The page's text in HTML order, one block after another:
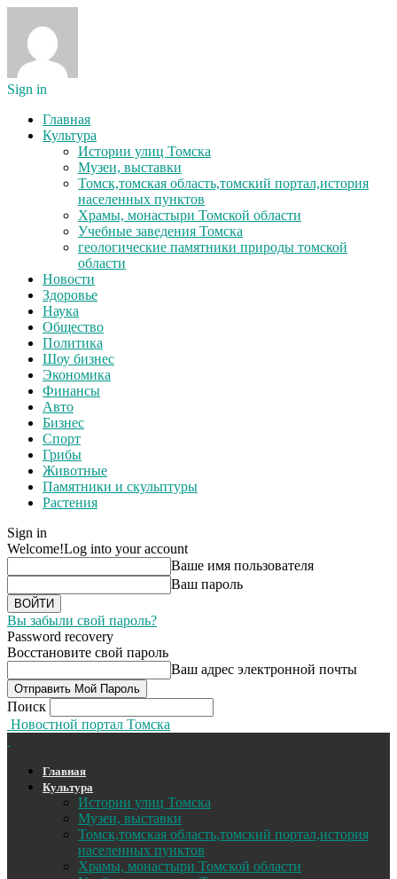
Sign in
Главная
Культура
Истории улиц Томска
Музеи, выставки
Томск,томская область,томский портал,история
населенных пунктов
Храмы, монастыри Томской области
Учебные заведения Томска
геологические памятники природы томской
области
Новости
Здоровье
Наука
Общество
Политика
Шоу бизнес
Экономика
Финансы
Авто
Бизнес
Спорт
Грибы
Животные
Памятники и скульптуры
Растения
Sign in
Welcome!Log into your account
Ваше имя пользователя
Ваш пароль
Вы забыли свой пароль?
Password recovery
Восстановите свой пароль
Ваш адрес электронной почты
Поиск
Новостной портал Томска
Главная
Культура
Истории улиц Томска
Музеи, выставки
Томск,томская область,томский портал,история
населенных пунктов
Храмы, монастыри Томской области